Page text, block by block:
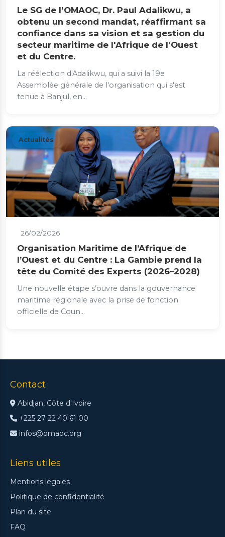
Le SG de l'OMAOC, Dr. Paul Adalikwu, a
obtenu un second mandat, réaffirmant sa
confiance dans sa vision et sa gestion du
secteur maritime de l'Afrique de l'Ouest
et du Centre.
La réélection d'Adalikwu, qui a suivi la 19e
Assemblée générale de l'organisation qui s'est
tenue à Banjul, en...
Actualités
26/02/2026
Organisation Maritime de l’Afrique de
l’Ouest et du Centre : La Gambie prend la
tête du Comité des Experts (2026–2028)
Une nouvelle étape s’ouvre dans la gouvernance
maritime régionale avec la prise de fonction
officielle de Coun...
Contact
Abidjan, Côte d'Ivoire
+225 27 22 40 61 00
infos@omaoc.org
Liens utiles
Mentions légales
Politique de confidentialité
Plan du site
FAQ